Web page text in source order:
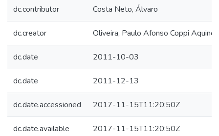
dc.contributor Costa Neto, Álvaro
dc.creator Oliveira, Paulo Afonso Coppi Aquino
dc.date 2011-10-03
dc.date 2011-12-13
dc.date.accessioned 2017-11-15T11:20:50Z
dc.date.available 2017-11-15T11:20:50Z